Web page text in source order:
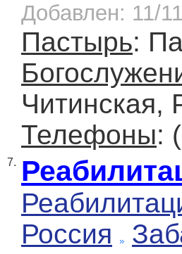
Добавлен: 11/
Пастырь:
Читинская,
Телефоны:
7.
Россия